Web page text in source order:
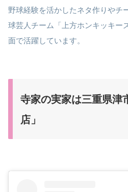
野球経験を活かしたネタ作りやチ
球芸人チーム「上方ホンキッキー
面で活躍しています。
寺家の実家は三重県津
店」